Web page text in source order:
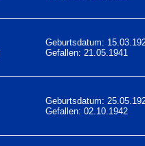
Geburtsdatum:
Gefallen: 21.05.1941
Geburtsdatum:
Gefallen: 02.10.1942